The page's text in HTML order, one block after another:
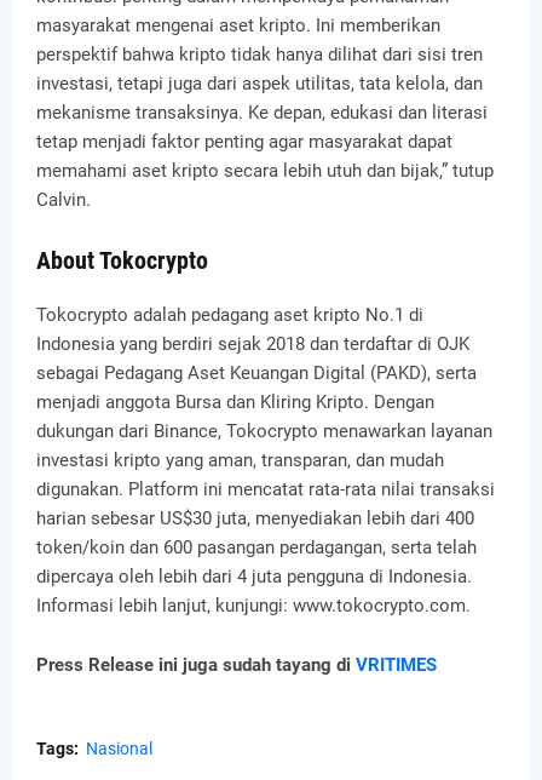
masyarakat mengenai aset kripto. Ini memberikan
perspektif bahwa kripto tidak hanya dilihat dari sisi tren
investasi, tetapi juga dari aspek utilitas, tata kelola, dan
mekanisme transaksinya. Ke depan, edukasi dan literasi
tetap menjadi faktor penting agar masyarakat dapat
memahami aset kripto secara lebih utuh dan bijak,” tutup
Calvin.
About Tokocrypto
Tokocrypto adalah pedagang aset kripto No.1 di
Indonesia yang berdiri sejak 2018 dan terdaftar di OJK
sebagai Pedagang Aset Keuangan Digital (PAKD), serta
menjadi anggota Bursa dan Kliring Kripto. Dengan
dukungan dari Binance, Tokocrypto menawarkan layanan
investasi kripto yang aman, transparan, dan mudah
digunakan. Platform ini mencatat rata-rata nilai transaksi
harian sebesar US$30 juta, menyediakan lebih dari 400
token/koin dan 600 pasangan perdagangan, serta telah
dipercaya oleh lebih dari 4 juta pengguna di Indonesia.
Informasi lebih lanjut, kunjungi: www.tokocrypto.com.
Press Release ini juga sudah tayang di VRITIMES
Tags: Nasional